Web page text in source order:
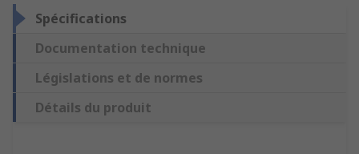
Spécifications
Documentation technique
Législations et de normes
Détails du produit